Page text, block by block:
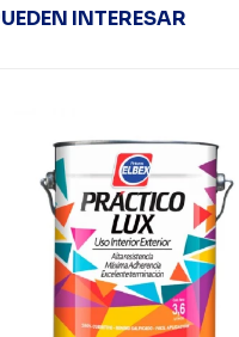
INTERESAR